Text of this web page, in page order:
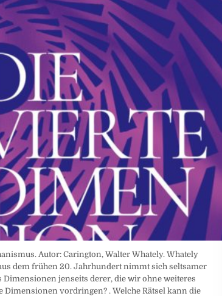
Autor: Carington, Walter Whately. Whately
dem frühen 20. Jahrhundert nimmt sich seltsamer
Dimensionen jenseits derer, die wir ohne weiteres
vordringen? . Welche Rätsel kann die